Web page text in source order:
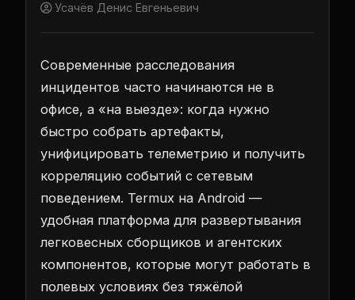
Усачёв Денис Евгеньевич
Современные расследования
инцидентов часто начинаются не в
офисе, а «на выезде»: когда нужно
быстро собрать артефакты,
унифицировать телеметрию и получить
корреляцию событий с сетевым
поведением. Termux на Android —
удобная платформа для развертывания
легковесных сборщиков и агентских
компонентов, которые могут работать в
полевых условиях без тяжёлой